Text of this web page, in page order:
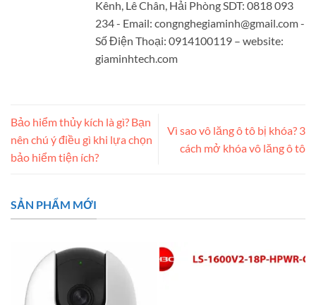
Kênh, Lê Chân, Hải Phòng SDT: 0818 093
234 - Email: congnghegiaminh@gmail.com-
Số Điện Thoại: 0914100119 – website:
giaminhtech.com
Bảo hiểm thủy kích là gì? Bạn
nên chú ý điều gì khi lựa chọn
bảo hiểm tiện ích?
Vì sao vô lăng ô tô bị khóa? 3
cách mở khóa vô lăng ô tô
SẢN PHẨM MỚI